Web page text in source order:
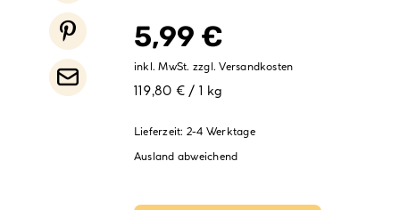
5,99 €
inkl. MwSt. zzgl.Versandkosten
119,80 € / 1 kg
Lieferzeit: 2-4 Werktage
Ausland abweichend